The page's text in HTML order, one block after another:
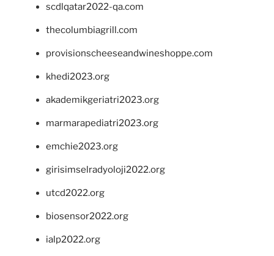
scdlqatar2022-qa.com
thecolumbiagrill.com
provisionscheeseandwineshoppe.com
khedi2023.org
akademikgeriatri2023.org
marmarapediatri2023.org
emchie2023.org
girisimselradyoloji2022.org
utcd2022.org
biosensor2022.org
ialp2022.org